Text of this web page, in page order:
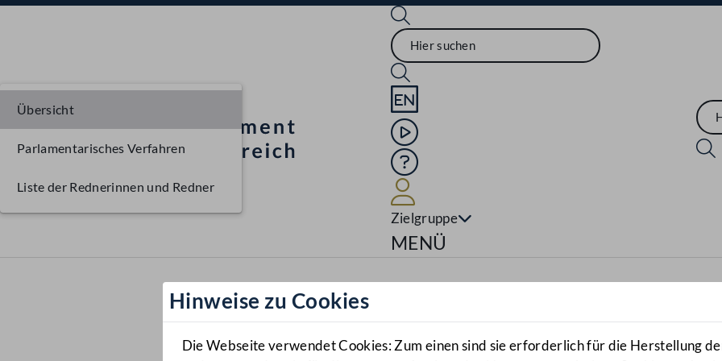
Sprache English
Mediathek
Hilfe
Zielgruppe
Navigationsmenü öffnen
MENÜ
Hinweise zu Cookies
Die Webseite verwendet Cookies: Zum einen sind sie erforderlich für die Herstellung
Übersicht
Parlamentarisches Verfahren
Liste der Rednerinnen und Redner